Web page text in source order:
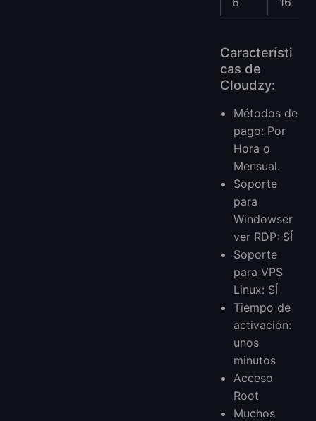
Característi
cas de
Cloudzy:
Métodos de
pago: Por
Hora o
Mensual.
Soporte
para
Windowser
ver RDP: SÍ
Soporte
para VPS
Linux: SÍ
Tiempo de
activación:
unos
minutos
Acceso
Root
Muchos